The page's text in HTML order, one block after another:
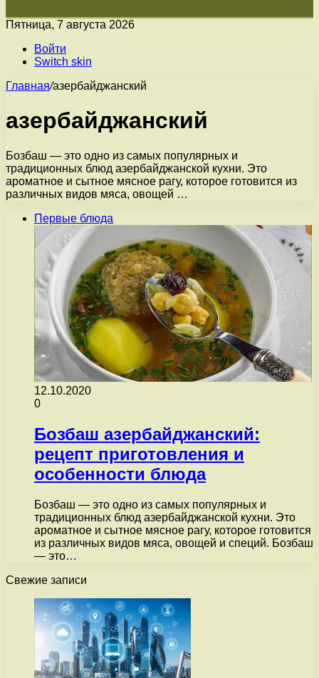
Пятница, 7 августа 2026
Войти
Switch skin
Главная/азербайджанский
азербайджанский
Бозбаш — это одно из самых популярных и
традиционных блюд азербайджанской кухни. Это
ароматное и сытное мясное рагу, которое готовится из
различных видов мяса, овощей …
Первые блюда
12.10.2020
0
Бозбаш азербайджанский:
рецепт приготовления и
особенности блюда
Бозбаш — это одно из самых популярных и
традиционных блюд азербайджанской кухни. Это
ароматное и сытное мясное рагу, которое готовится
из различных видов мяса, овощей и специй. Бозбаш
— это…
Свежие записи